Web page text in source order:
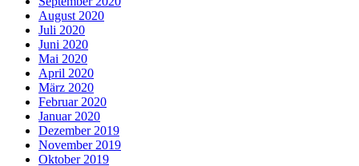
August 2020
Juli 2020
Juni 2020
Mai 2020
April 2020
März 2020
Februar 2020
Januar 2020
Dezember 2019
November 2019
Oktober 2019